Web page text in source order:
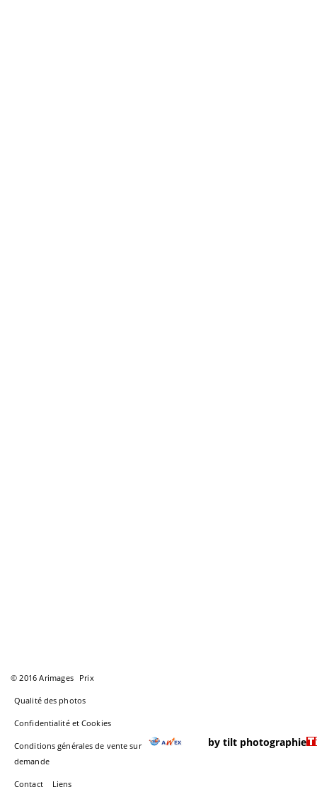
© 2016 Arimages Prix
Qualité des photos
Confidentialité et Cookies
Conditions générales de vente sur
demande
Contact Liens
by tilt photographie